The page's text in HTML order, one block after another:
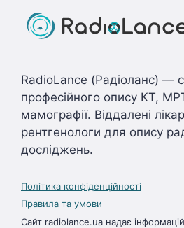
RadioLance (Радіоланс) —
професійного опису КТ,
мамографії. Віддалені
рентгенологи для опису
досліджень.
Політика конфіденційності
Правила та умови
Сайт radiolance.ua надає